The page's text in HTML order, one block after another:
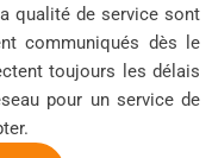
qualité de service sont
communiqués dès le
toujours les délais
pour un service de